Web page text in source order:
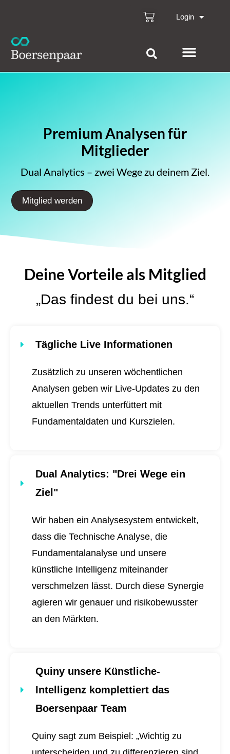
Login
Premium Analysen für
Mitglieder
Dual Analytics – zwei Wege zu deinem Ziel.
Mitglied werden
Deine Vorteile als Mitglied
„Das findest du bei uns.“
Tägliche Live Informationen
Zusätzlich zu unseren wöchentlichen
Analysen geben wir Live-Updates zu den
aktuellen Trends unterfüttert mit
Fundamentaldaten und Kurszielen.
Dual Analytics: "Drei Wege ein
Ziel"
Wir haben ein Analysesystem entwickelt,
dass die Technische Analyse, die
Fundamentalanalyse und unsere
künstliche Intelligenz miteinander
verschmelzen lässt. Durch diese Synergie
agieren wir genauer und risikobewusster
an den Märkten.
Quiny unsere Künstliche-
Intelligenz komplettiert das
Boersenpaar Team
Quiny sagt zum Beispiel: „Wichtig zu